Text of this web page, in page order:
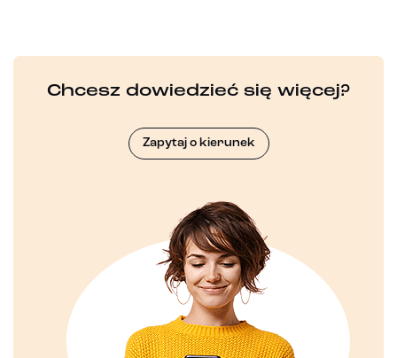
Chcesz dowiedzieć się więcej?
Zapytaj o kierunek